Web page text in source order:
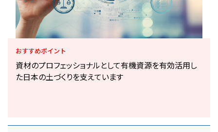
おすすめポイント
資材のプロフェッショナルとして有機資源を有効活用し
た日本の土づくりを支えています